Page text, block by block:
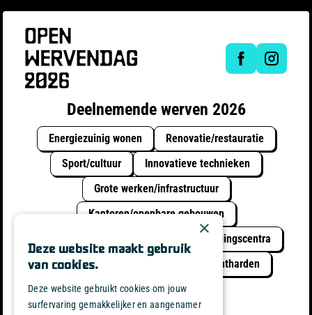
Deelnemende werven 2026
Energiezuinig wonen
Renovatie/restauratie
Sport/cultuur
Innovatieve technieken
Grote werken/infrastructuur
Kantoren/openbare gebouwen
Rust & Verzorgingscentra
Circulair bouwen
Vergroenen / Ontharden
Duurzaam met water
×
Deze website maakt gebruik
van cookies.
Deze website gebruikt cookies om jouw
surfervaring gemakkelijker en aangenamer